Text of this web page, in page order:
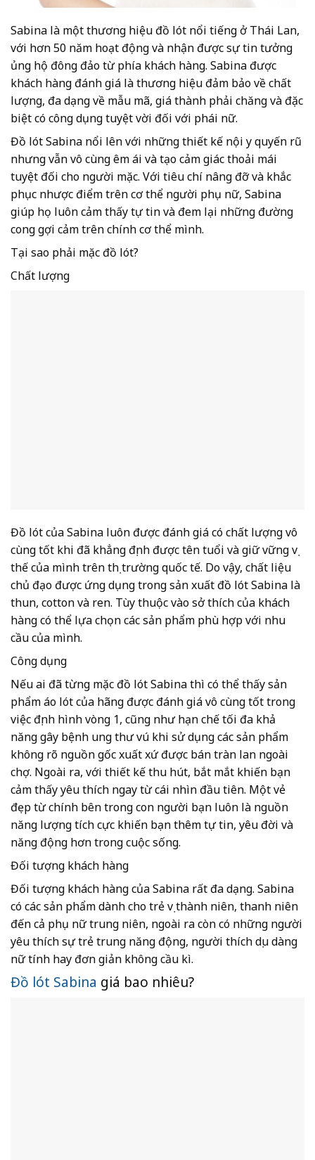
Sabina là một thương hiệu đồ lót nổi tiếng ở Thái Lan,
với hơn 50 năm hoạt động và nhận được sự tin tưởng
ủng hộ đông đảo từ phía khách hàng. Sabina được
khách hàng đánh giá là thương hiệu đảm bảo về chất
lượng, đa dạng về mẫu mã, giá thành phải chăng và đặc
biệt có công dụng tuyệt vời đối với phái nữ.
Đồ lót Sabina nổi lên với những thiết kế nội y quyến rũ
nhưng vẫn vô cùng êm ái và tạo cảm giác thoải mái
tuyệt đối cho người mặc. Với tiêu chí nâng đỡ và khắc
phục nhược điểm trên cơ thể người phụ nữ, Sabina
giúp họ luôn cảm thấy tự tin và đem lại những đường
cong gợi cảm trên chính cơ thể mình.
Tại sao phải mặc đồ lót?
Chất lượng
Đồ lót của Sabina luôn được đánh giá có chất lượng vô
cùng tốt khi đã khẳng định được tên tuổi và giữ vững vị
thế của mình trên thị trường quốc tế. Do vậy, chất liệu
chủ đạo được ứng dụng trong sản xuất đồ lót Sabina là
thun, cotton và ren. Tùy thuộc vào sở thích của khách
hàng có thể lựa chọn các sản phẩm phù hợp với nhu
cầu của mình.
Công dụng
Nếu ai đã từng mặc đồ lót Sabina thì có thể thấy sản
phẩm áo lót của hãng được đánh giá vô cùng tốt trong
việc định hình vòng 1, cũng như hạn chế tối đa khả
năng gây bệnh ung thư vú khi sử dụng các sản phẩm
không rõ nguồn gốc xuất xứ được bán tràn lan ngoài
chợ. Ngoài ra, với thiết kế thu hút, bắt mắt khiến bạn
cảm thấy yêu thích ngay từ cái nhìn đầu tiên. Một vẻ
đẹp từ chính bên trong con người bạn luôn là nguồn
năng lượng tích cực khiến bạn thêm tự tin, yêu đời và
năng động hơn trong cuộc sống.
Đối tượng khách hàng
Đối tượng khách hàng của Sabina rất đa dạng. Sabina
có các sản phẩm dành cho trẻ vị thành niên, thanh niên
đến cả phụ nữ trung niên, ngoài ra còn có những người
yêu thích sự trẻ trung năng động, người thích dịu dàng
nữ tính hay đơn giản không cầu kì.
Đồ lót Sabina giá bao nhiêu?